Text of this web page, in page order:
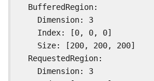
  BufferedRegion:
    Dimension: 3
    Index: [0, 0, 0]
    Size: [200, 200, 200]
  RequestedRegion:
    Dimension: 3